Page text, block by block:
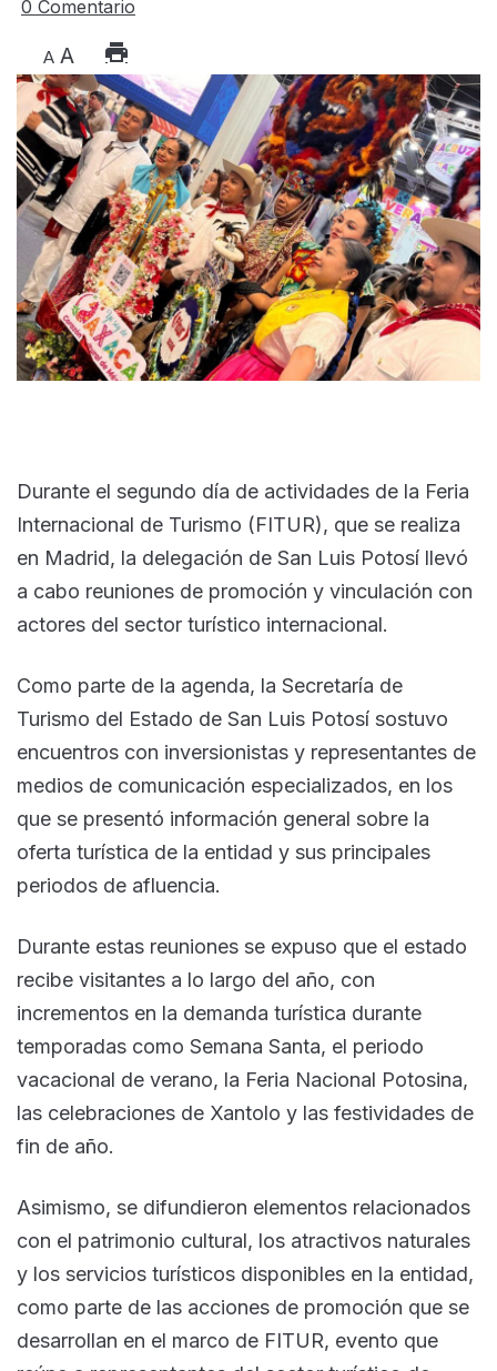
0 Comentario
A A
Durante el segundo día de actividades de la Feria
Internacional de Turismo (FITUR), que se realiza
en Madrid, la delegación de San Luis Potosí llevó
a cabo reuniones de promoción y vinculación con
actores del sector turístico internacional.
Como parte de la agenda, la Secretaría de
Turismo del Estado de San Luis Potosí sostuvo
encuentros con inversionistas y representantes de
medios de comunicación especializados, en los
que se presentó información general sobre la
oferta turística de la entidad y sus principales
periodos de afluencia.
Durante estas reuniones se expuso que el estado
recibe visitantes a lo largo del año, con
incrementos en la demanda turística durante
temporadas como Semana Santa, el periodo
vacacional de verano, la Feria Nacional Potosina,
las celebraciones de Xantolo y las festividades de
fin de año.
Asimismo, se difundieron elementos relacionados
con el patrimonio cultural, los atractivos naturales
y los servicios turísticos disponibles en la entidad,
como parte de las acciones de promoción que se
desarrollan en el marco de FITUR, evento que